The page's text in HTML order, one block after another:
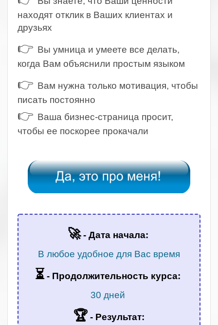
находят отклик в Ваших клиентах и
друзьях
👉 Вы умница и умеете все делать,
когда Вам объяснили простым языком
👉 Вам нужна только мотивация, чтобы
писать постоянно
👉 Ваша бизнес-страница просит,
чтобы ее поскорее прокачали
🚀- Дата начала:
В любое удобное для Вас время
⏳- Продолжительность курса:
30 дней
🏆 - Результат: